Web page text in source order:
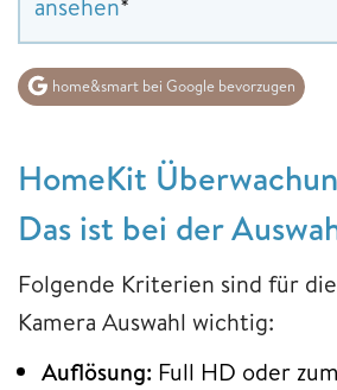
home&smart bei Google bevorzugen
HomeKit
Das ist bei der
Folgende Kriterien sind für
Kamera Auswahl wichtig:
Auflösung: Full HD oder